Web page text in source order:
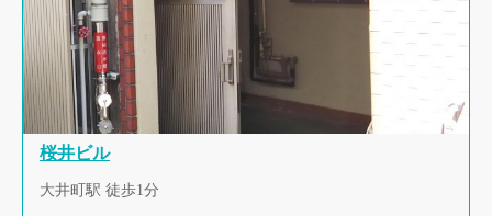
桜井ビル
大井町駅 徒歩1分